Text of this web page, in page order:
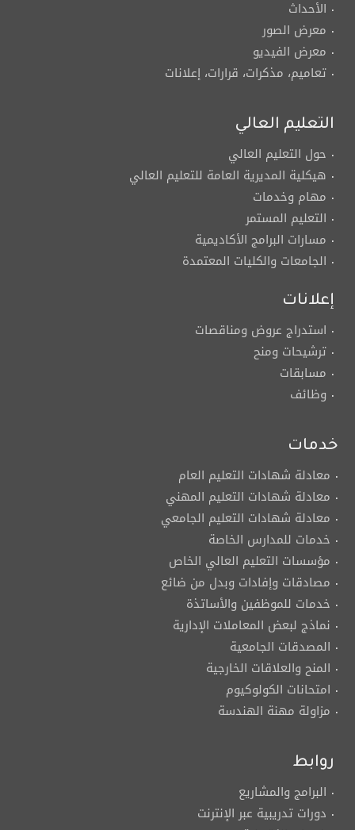
الأحداث
معرض الصور
معرض الفيديو
تعاميم، مذكرات، قرارات، إعلانات
التعليم العالي
حول التعليم العالي
هيكلية المديرية العامة للتعليم العالي
مهام وخدمات
التعليم المستمر
مسارات البرامج الأكاديمية
الجامعات والكليات المعتمدة
إعلانات
استدراج عروض ومناقصات
ترشيحات ومنح
مسابقات
وظائف
خدمات
معادلة شهادات التعليم العام
معادلة شهادات التعليم المهني
معادلة شهادات التعليم الجامعي
خدمات للمدارس الخاصة
مؤسسات التعليم العالي الخاص
مصادقات وإفادات وبدل من ضائع
خدمات للموظفين والأساتذة
نماذج لبعض المعاملات الإدارية
المصدقات الجامعية
المنح والعلاقات الخارجية
امتحانات الكولوكيوم
مزاولة مهنة الهندسة
روابط
البرامج والمشاريع
دورات تدريبية عبر الإنترنت